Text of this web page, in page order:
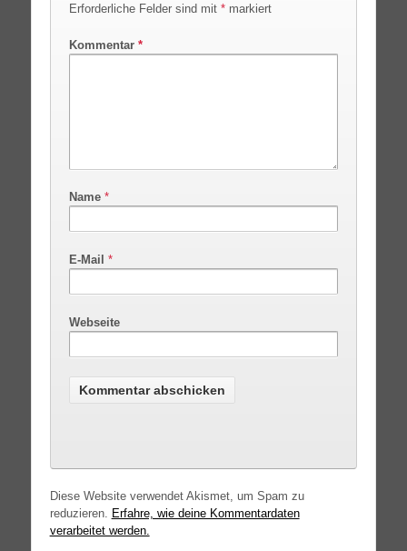
Erforderliche Felder sind mit *markiert
Kommentar *
Name *
E-Mail *
Webseite
Diese Website verwendet Akismet, um Spam zu
reduzieren. Erfahre, wie deine Kommentardaten
verarbeitet werden.